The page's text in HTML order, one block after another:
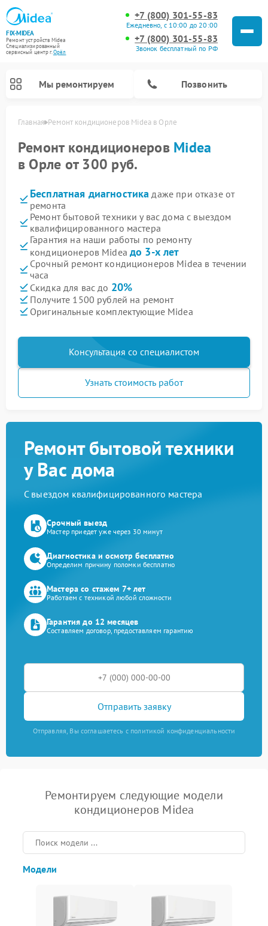
FIX-MIDEA
Ремонт устройств Midea
Специализированный
cервисный центр г.Орёл
+7 (800) 301-55-83
Ежедневно, с 10:00 до 20:00
+7 (800) 301-55-83
Звонок бесплатный по РФ
Мы ремонтируем Позвонить
Главная Ремонт кондиционеров Midea в Орле
Ремонт кондиционеров Midea
в Орле от 300 руб.
Бесплатная диагностика даже при отказе от
ремонта
Ремонт бытовой техники у вас дома с выездом
квалифицированного мастера
Гарантия на наши работы по ремонту
кондиционеров Mideaдо 3-х лет
Срочный ремонт кондиционеров Midea в течении
часа
Скидка для вас до 20%
Получите 1500 рублей на ремонт
Оригинальные комплектующие Midea
Консультация со специалистом
Узнать стоимость работ
Ремонт бытовой техники
у Вас дома
С выездом квалифицированного мастера
Срочный выезд
Мастер приедет уже через 30 минут
Диагностика и осмотр бесплатно
Определим причину поломки бесплатно
Мастера со стажем 7+ лет
Работаем с техникой любой сложности
Гарантия до 12 месяцев
Составляем договор, предоставляем гарантию
Отправить заявку
Отправляя, Вы соглашаетесь с политикой конфиденциальности
Ремонтируем следующие модели
кондиционеров Midea
Модели